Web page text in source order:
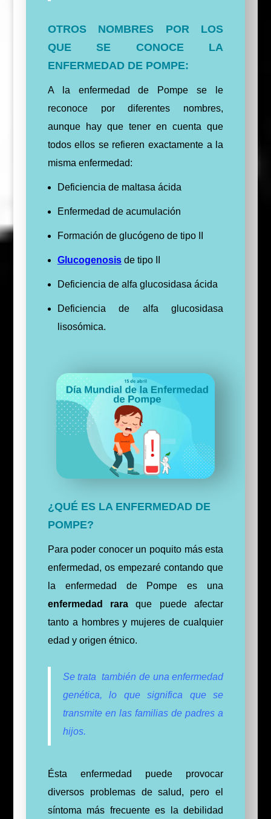
OTROS NOMBRES POR LOS
QUE SE CONOCE LA
ENFERMEDAD DE POMPE:
A la enfermedad de Pompe se le
reconoce por diferentes nombres,
aunque hay que tener en cuenta que
todos ellos se refieren exactamente a la
misma enfermedad:
Deficiencia de maltasa ácida
Enfermedad de acumulación
Formación de glucógeno de tipo II
Glucogenosisde tipo II
Deficiencia de alfa glucosidasa ácida
Deficiencia de alfa glucosidasa
lisosómica.
¿QUÉ ES LA ENFERMEDAD DE
POMPE?
Para poder conocer un poquito más esta
enfermedad, os empezaré contando que
la enfermedad de Pompe es una
enfermedad rara que puede afectar
tanto a hombres y mujeres de cualquier
edad y origen étnico.
Se trata también de una enfermedad
genética, lo que significa que se
transmite en las familias de padres a
hijos.
Ésta enfermedad puede provocar
diversos problemas de salud, pero el
síntoma más frecuente es la debilidad